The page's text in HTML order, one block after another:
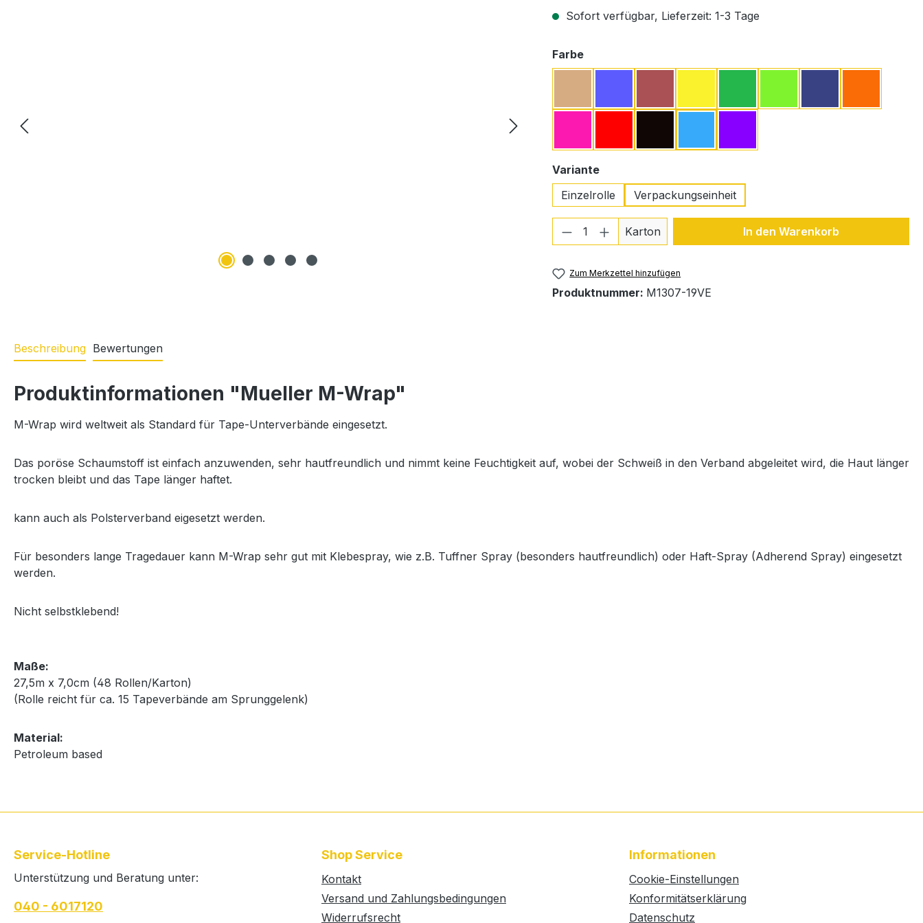
Sofort verfügbar, Lieferzeit: 1-3 Tage
Farbeauswählen
Varianteauswählen
Einzelrolle
Verpackungseinheit
Produkt Anzahl: Gib den gewünschten Wert
Karton In den Warenkorb
Zum Merkzettel hinzufügen
Produktnummer: M1307-19VE
Beschreibung Bewertungen
Produktinformationen "Mueller M-Wrap"
M-Wrap wird weltweit als Standard für Tape-Unterverbände eingesetzt.
Das poröse Schaumstoff ist einfach anzuwenden, sehr hautfreundlich und nimmt keine Feuchtigkeit auf, wobei der Schweiß in den Verband abgeleitet wird, die Haut länger
trocken bleibt und das Tape länger haftet.
kann auch als Polsterverband eigesetzt werden.
Für besonders lange Tragedauer kann M-Wrap sehr gut mit Klebespray, wie z.B. Tuffner Spray (besonders hautfreundlich) oder Haft-Spray (Adherend Spray) eingesetzt
werden.
Nicht selbstklebend!
Maße:
27,5m x 7,0cm (48 Rollen/Karton)
(Rolle reicht für ca. 15 Tapeverbände am Sprunggelenk)
Material:
Petroleum based
Service-Hotline
Unterstützung und Beratung unter:
040 - 6017120
Shop Service
Kontakt
Versand und Zahlungsbedingungen
Widerrufsrecht
Informationen
Cookie-Einstellungen
Konformitätserklärung
Datenschutz